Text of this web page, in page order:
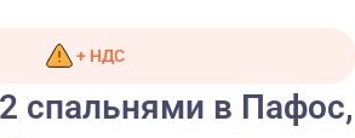
+ НДС
спальнями в Пафос,